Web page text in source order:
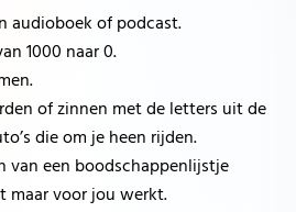
audioboek of podcast.
1000 naar 0.
of zinnen met de letters uit de
die om je heen rijden.
van een boodschappenlijstje
maar voor jou werkt.